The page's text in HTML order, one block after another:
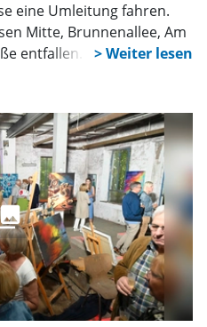
eine Umleitung fahren.
Mitte, Brunnenallee, Am
entfallen. Als Ersatz dient